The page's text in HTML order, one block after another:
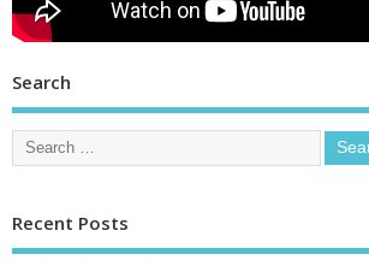
Search
Recent Posts